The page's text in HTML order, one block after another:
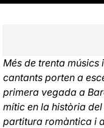
Més de trenta músics
cantants porten a
primera vegada a
mític en la història
partitura romàntica i